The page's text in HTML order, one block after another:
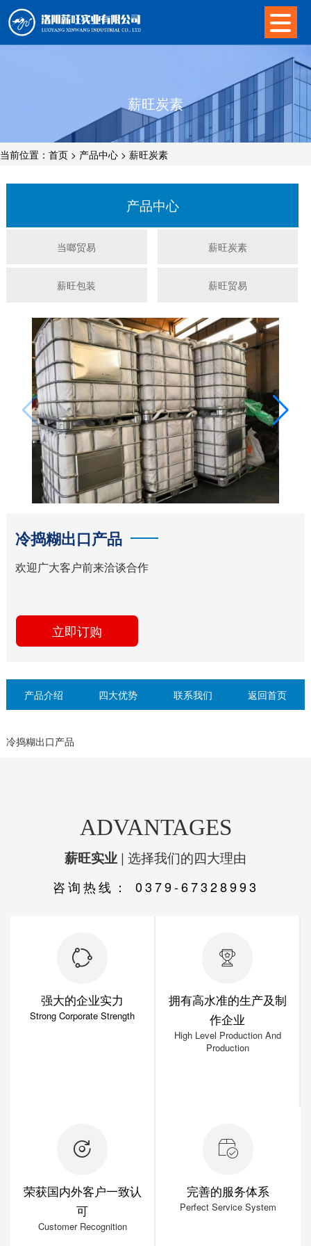
薪旺炭素
当前位置： 首页 > 产品中心 > 薪旺炭素
产品中心
当啷贸易 薪旺炭素
薪旺包装 薪旺贸易
冷捣糊出口产品
欢迎广大客户前来洽谈合作
立即订购
产品介绍 四大优势 联系我们 返回首页
冷捣糊出口产品
ADVANTAGES
薪旺实业 | 选择我们的四大理由
咨询热线： 0379-67328993
强大的企业实力
Strong Corporate Strength
拥有高水准的生产及制
作企业
High Level Production And
Production
荣获国内外客户一致认
可
Customer Recognition
完善的服务体系
Perfect Service System